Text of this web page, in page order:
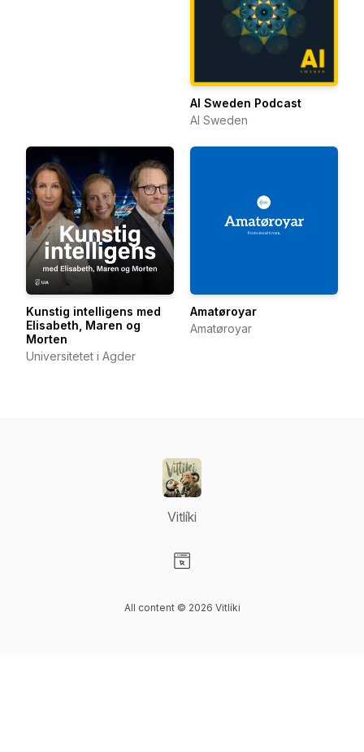
AI Sweden Podcast
AI Sweden
Kunstig intelligens med
Elisabeth, Maren og
Morten
Universitetet i Agder
Amatøroyar
Amatøroyar
Vitlíki
All content © 2026 Vitlíki